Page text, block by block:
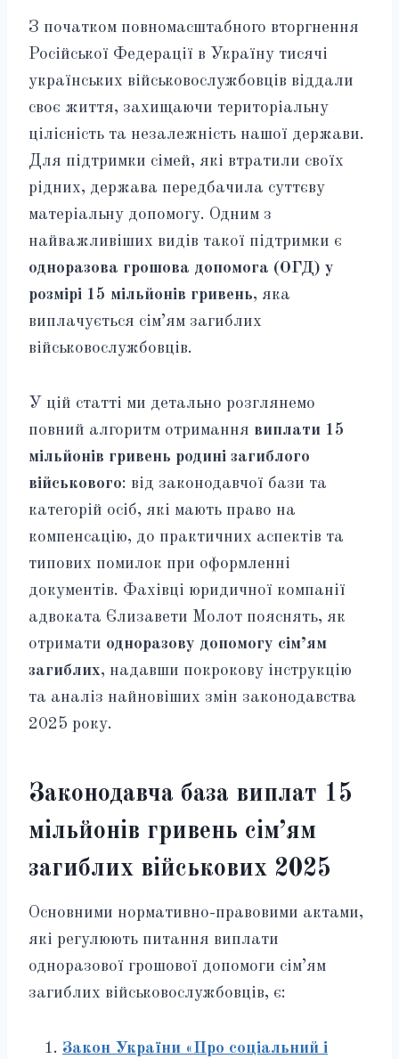
З початком повномасштабного вторгнення
Російської Федерації в Україну тисячі
українських військовослужбовців віддали
своє життя, захищаючи територіальну
цілісність та незалежність нашої держави.
Для підтримки сімей, які втратили своїх
рідних, держава передбачила суттєву
матеріальну допомогу. Одним з
найважливіших видів такої підтримки є
одноразова грошова допомога (ОГД) у
розмірі 15 мільйонів гривень, яка
виплачується сім’ям загиблих
військовослужбовців.
У цій статті ми детально розглянемо
повний алгоритм отримання виплати 15
мільйонів гривень родині загиблого
військового: від законодавчої бази та
категорій осіб, які мають право на
компенсацію, до практичних аспектів та
типових помилок при оформленні
документів. Фахівці юридичної компанії
адвоката Єлизавети Молот пояснять, як
отримати одноразову допомогу сім’ям
загиблих, надавши покрокову інструкцію
та аналіз найновіших змін законодавства
2025 року.
Законодавча база виплат 15
мільйонів гривень сім’ям
загиблих військових 2025
Основними нормативно-правовими актами,
які регулюють питання виплати
одноразової грошової допомоги сім’ям
загиблих військовослужбовців, є:
Закон України «Про соціальний і